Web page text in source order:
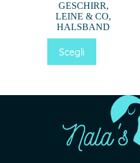
prezzo:
da
19,99€
GESCHIRR,
LEINE & CO,
HALSBAND
Scegliprodotto
ha
Le
essere
scelte
nella